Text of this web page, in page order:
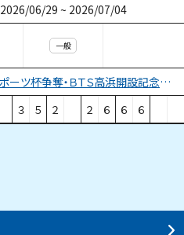
2026/06/29 ~ 2026/07/04
一般
デイリースポーツ杯争奪・ＢＴＳ高浜開設記念競走
３ ５ ２ ２ ６ ６ ６